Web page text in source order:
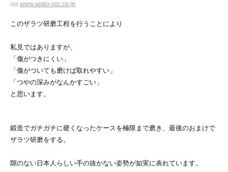
via www.seiko-ssc.co.jp
このザラツ研磨工程を行うことにより
私見ではありますが、
「傷がつきにくい」
「傷がついても磨けば取れやすい」
「つやの深みがなんかすごい」
と思います。
鍛造でガチガチに硬くなったケースを極限まで磨き、最後のおまけで
ザラツ研磨をする。
隙のない日本人らしい手の抜かない姿勢が如実に表れています。